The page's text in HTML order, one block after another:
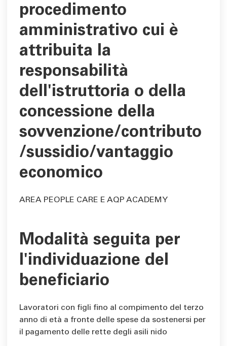
procedimento
amministrativo cui è
attribuita la
responsabilità
dell'istruttoria o della
concessione della
sovvenzione/contributo
/sussidio/vantaggio
economico
AREA PEOPLE CARE E AQP ACADEMY
Modalità seguita per
l'individuazione del
beneficiario
Lavoratori con figli fino al compimento del terzo
anno di età a fronte delle spese da sostenersi per
il pagamento delle rette degli asili nido